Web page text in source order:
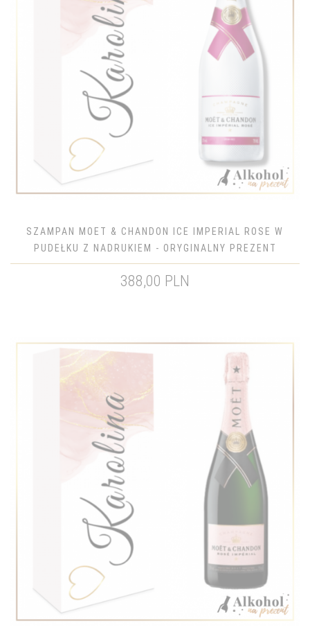
SZAMPAN MOET & CHANDON ICE IMPERIAL ROSE W
PUDEŁKU Z NADRUKIEM - ORYGINALNY PREZENT
388,00 PLN